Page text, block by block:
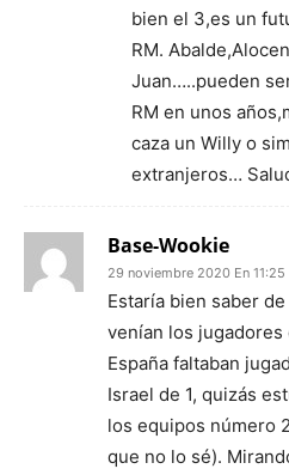
bien el 3,es un
RM.
Juan…..pueden
RM en unos
caza un Willy o
extranjeros…
Base-Wookie
29 noviembre 2020 En 11:25
Estaría bien saber
venían los jugadores
España faltaban
Israel de 1, quizás
los equipos número
que no lo sé).